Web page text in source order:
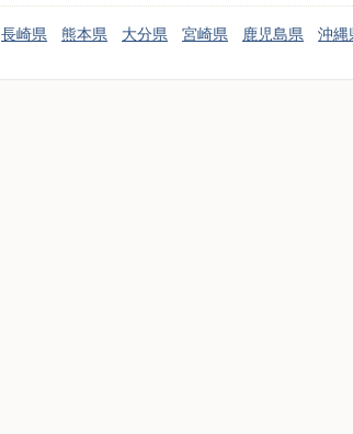
長崎県 熊本県 大分県 宮崎県 鹿児島県 沖縄